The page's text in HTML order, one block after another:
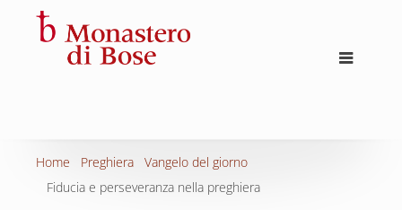
Home Preghiera
Vangelo del giorno
Fiducia e perseveranza nella preghiera